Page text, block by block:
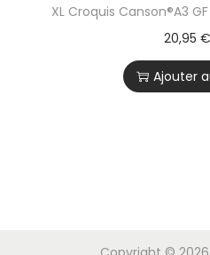
XL Croquis Canson®A3
20,95 €
Ajouter